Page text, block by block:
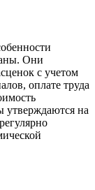
Они
с учетом
оплате труда
утверждаются на